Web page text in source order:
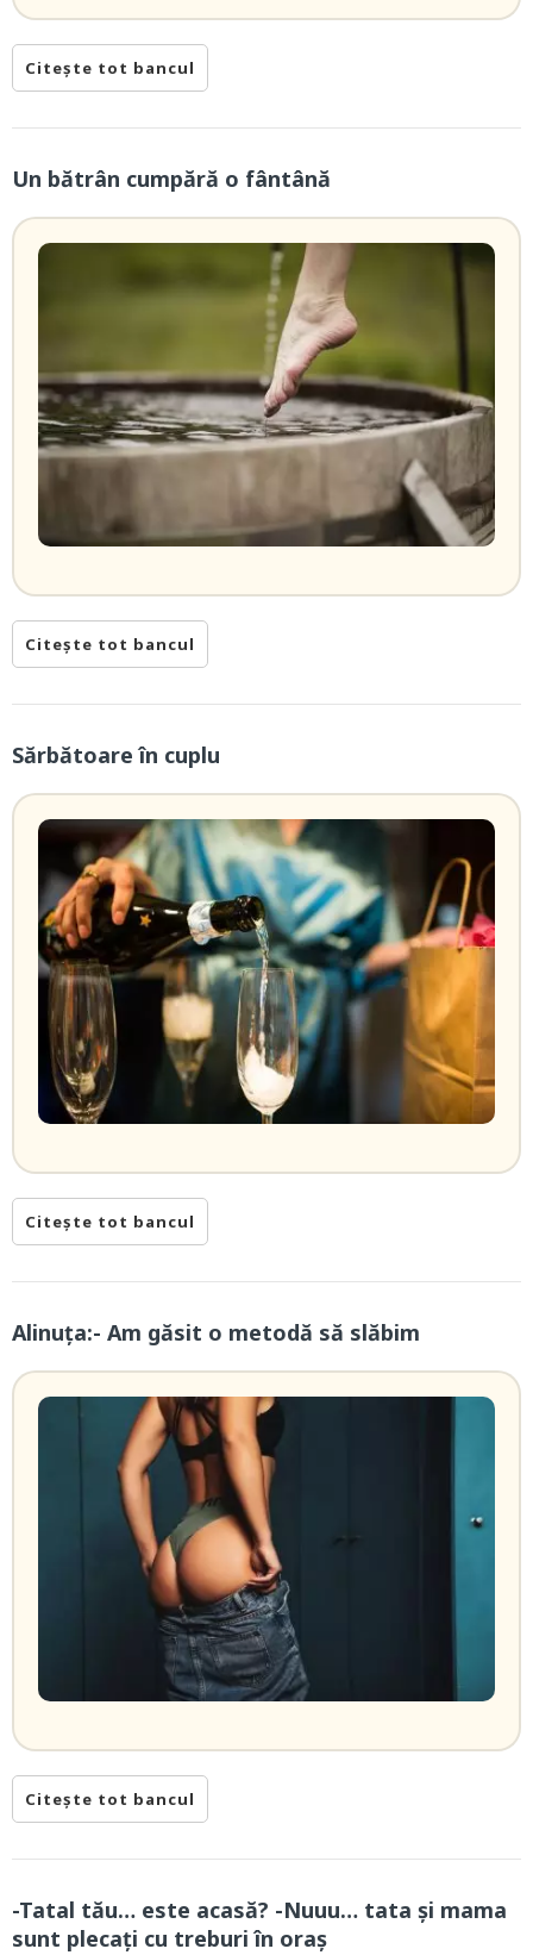
Citește tot bancul
Un bătrân cumpără o fântână
Citește tot bancul
Sărbătoare în cuplu
Citește tot bancul
Alinuța:- Am găsit o metodă să slăbim
Citește tot bancul
-Tatal tău… este acasă? -Nuuu… tata și mama
sunt plecați cu treburi în oraș